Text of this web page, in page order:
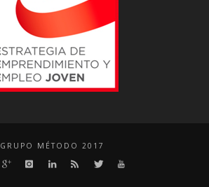
GRUPO MÉTODO 2017